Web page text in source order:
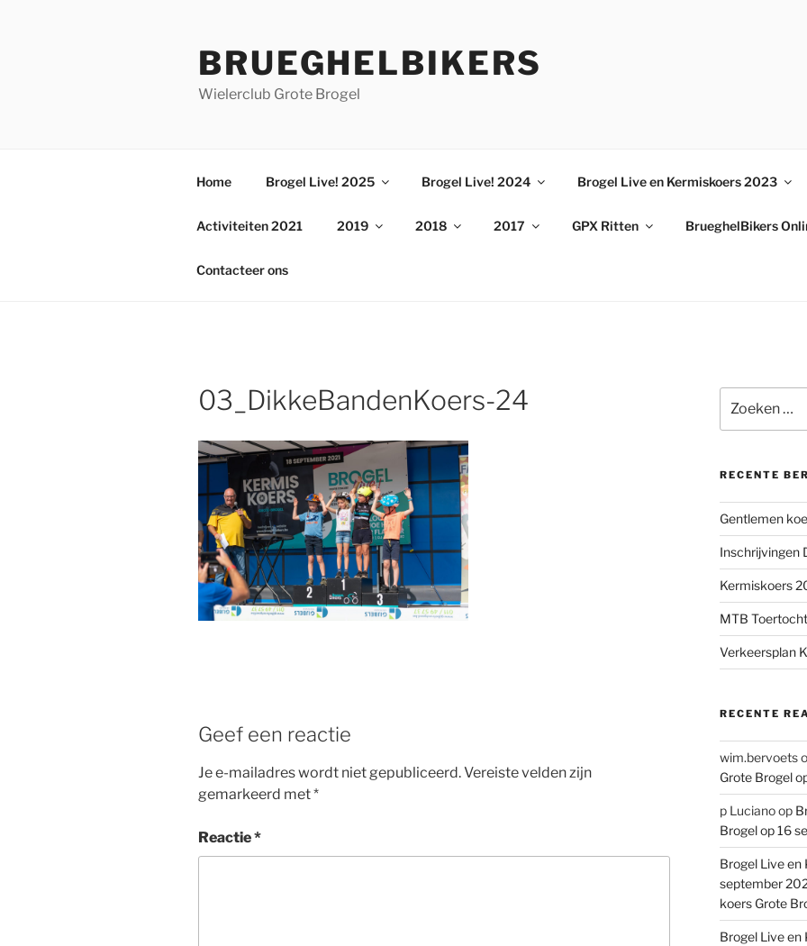
BRUEGHELBIKERS
Wielerclub Grote Brogel
Home Brogel Live! 2025 Brogel Live! 2024 Brogel Live en Kermiskoers 2023
Activiteiten 2021 2019 2018 2017 GPX Ritten BrueghelBikers
Contacteer ons
03_DikkeBandenKoers-24
Geef een reactie
Je e-mailadres wordt niet gepubliceerd.Vereiste velden zijn
gemarkeerd met*
Reactie*
naar:
RECENTE
Gentlemen
Inschrijvingen
Kermiskoers
MTB
Verkeersplan
RECENTE
wim.bervoets
Grote Brogel
p Lucianoop
Brogel op 16
Brogel Live en
september
koers Grote
Brogel Live en